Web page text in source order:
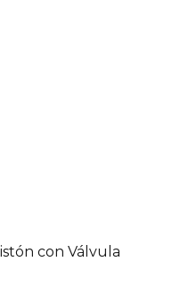
con Válvula